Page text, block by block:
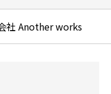
社 Another works